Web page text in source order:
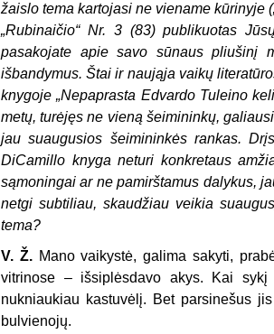
žaislo tema kartojasi ne viename kūrinyje (
„Rubinaičio“Nr. 3 (83) publikuotas
pasakojate apie savo sūnaus pliušinį
išbandymus. Štai ir naująja vaikų
knygoje„Nepaprasta Edvardo Tuleino
metų, turėjęs ne vieną šeimininkų,
jau suaugusios šeimininkės rankas.
DiCamillo knyga neturi konkretaus
sąmoningai ar ne pamirštamus dalykus,
netgi subtiliau, skaudžiau veikia
tema?
V. Ž.Mano vaikystė, galima sakyti,
vitrinose – išsiplėsdavo akys. Kai
nukniaukiau kastuvėlį. Bet parsinešus
bulvienojų.